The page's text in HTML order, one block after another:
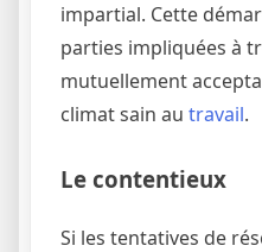
impartial. Cette
parties impliquées à
mutuellement
climat sain au travail.
Le contentieux
Si les tentatives de